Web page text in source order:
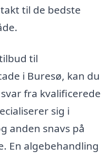
til de bedste
til
i Buresø, kan du
fra kvalificerede
sig i
anden snavs på
En algebehandling